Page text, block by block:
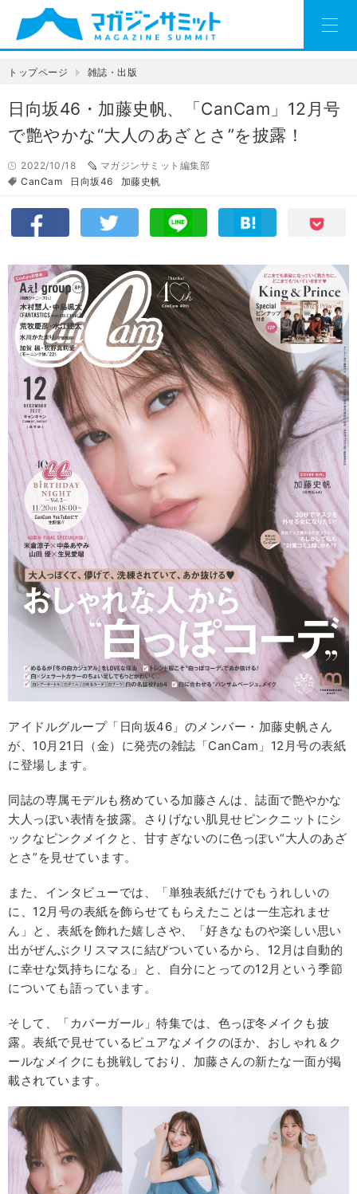
トップページ 雑誌・出版
日向坂46・加藤史帆、「CanCam」12月号
で艶やかな“大人のあざとさ”を披露！
2022/10/18
マガジンサミット編集部
CanCam
日向坂46 加藤史帆
アイドルグループ「日向坂46」のメンバー・加藤史帆さん
が、10月21日（金）に発売の雑誌「CanCam」12月号の表紙
に登場します。
同誌の専属モデルも務めている加藤さんは、誌面で艶やかな
大人っぽい表情を披露。さりげない肌見せピンクニットにシ
ックなピンクメイクと、甘すぎないのに色っぽい“大人のあざ
とさ”を見せています。
また、インタビューでは、「単独表紙だけでもうれしいの
に、12月号の表紙を飾らせてもらえたことは一生忘れませ
ん」と、表紙を飾れた嬉しさや、「好きなものや楽しい思い
出がぜんぶクリスマスに結びついているから、12月は自動的
に幸せな気持ちになる」と、自分にとっての12月という季節
についても語っています。
そして、「カバーガール」特集では、色っぽ冬メイクも披
露。表紙で見せているピュアなメイクのほか、おしゃれ＆ク
ールなメイクにも挑戦しており、加藤さんの新たな一面が掲
載されています。